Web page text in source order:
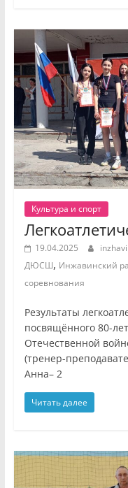
Культура и спорт
19.04.2025
ДЮСШ, Инжавинский
соревнования
Результаты
посвящённого 80-
Отечественной
(тренер-
Анна– 2
Читать далее